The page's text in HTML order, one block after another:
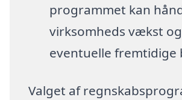
programmet kan
virksomheds vækst og
eventuelle fremtidige
Valget af